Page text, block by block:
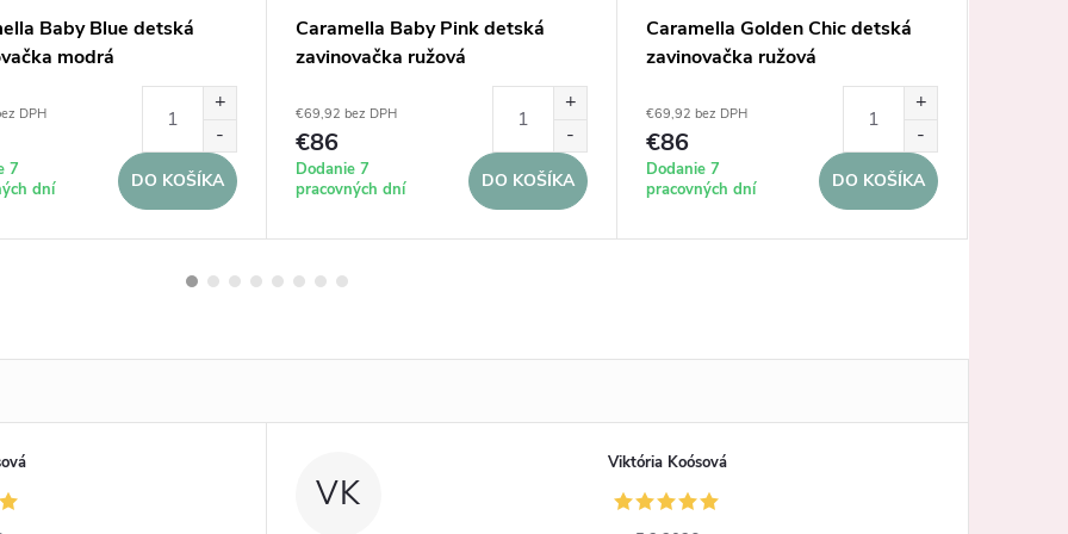
Baby Blue detská
modrá
DPH
7
dní
DO KOŠÍKA
Caramella Baby Pink detská
zavinovačka ružová
€69,92 bez DPH
€86
Dodanie 7
pracovných dní
DO KOŠÍKA
Caramella Golden Chic detská
zavinovačka ružová
€69,92 bez DPH
€86
Dodanie 7
pracovných dní
DO KOŠÍKA
VK
Viktória Koósová